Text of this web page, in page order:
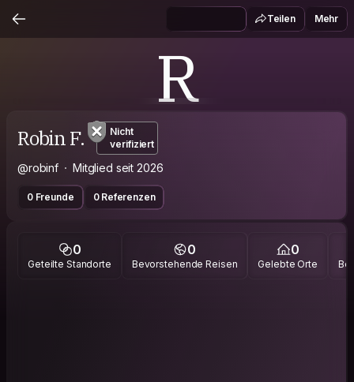
Teilen Mehr
R
Robin F.
Nicht
verifiziert
@robinf Mitglied seit 2026
0 Freunde 0 Referenzen
0
Geteilte Standorte
0
Bevorstehende Reisen
0
Gelebte Orte